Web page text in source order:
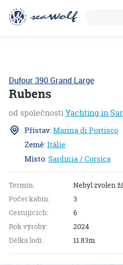
Dufour 390 Grand Large
Rubens
od společnostiYachting in
Přístav:Marina di Portisco
Země:Itálie
Místo:Sardinia / Corsica
Termín:
Nebyl zvolen
Počet kabin:
3
Cestujících:
6
Rok výroby:
2024
Délka lodi:
11.83m